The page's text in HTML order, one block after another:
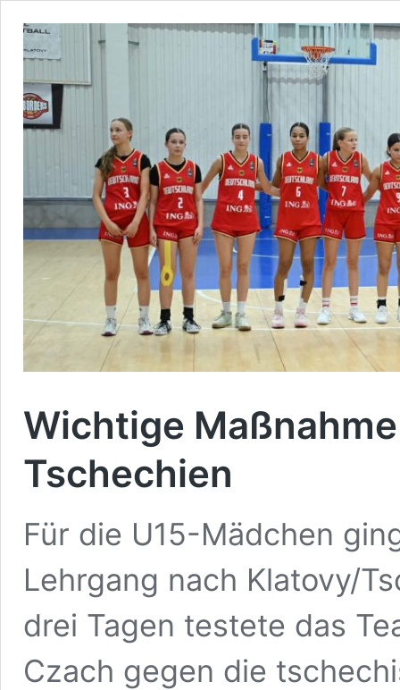
Wichtige
Tschechien
Für die U15-Mädchen
Lehrgang nach Klatovy/
drei Tagen testete das
Czach gegen die